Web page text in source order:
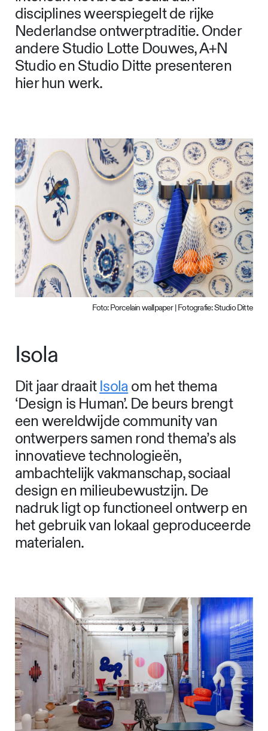
disciplines weerspiegelt de rijke
Nederlandse ontwerptraditie. Onder
andere Studio Lotte Douwes, A+N
Studio en Studio Ditte presenteren
hier hun werk.
Foto: Porcelain wallpaper | Fotografie: Studio Ditte
Isola
Dit jaar draaitIsola om het thema
‘Design is Human’. De beurs brengt
een wereldwijde community van
ontwerpers samen rond thema’s als
innovatieve technologieën,
ambachtelijk vakmanschap, sociaal
design en milieubewustzijn. De
nadruk ligt op functioneel ontwerp en
het gebruik van lokaal geproduceerde
materialen.